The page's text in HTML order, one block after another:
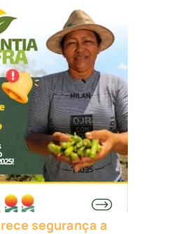
segurança a